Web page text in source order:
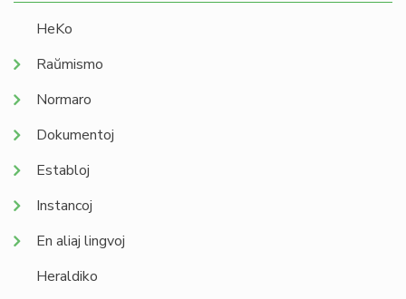
HeKo
Raŭmismo
Normaro
Dokumentoj
Establoj
Instancoj
En aliaj lingvoj
Heraldiko